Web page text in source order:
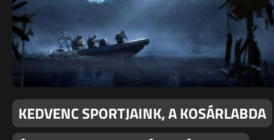
KEDVENC SPORTJAINK, A KOSÁRLABDA